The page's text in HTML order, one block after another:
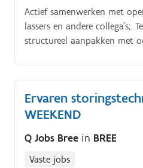
Actief samenwerken met
lassers en andere collega’s;.
structureel aanpakken met
Ervaren
WEEKEND
Q Jobs Bree in BREE
Vaste jobs